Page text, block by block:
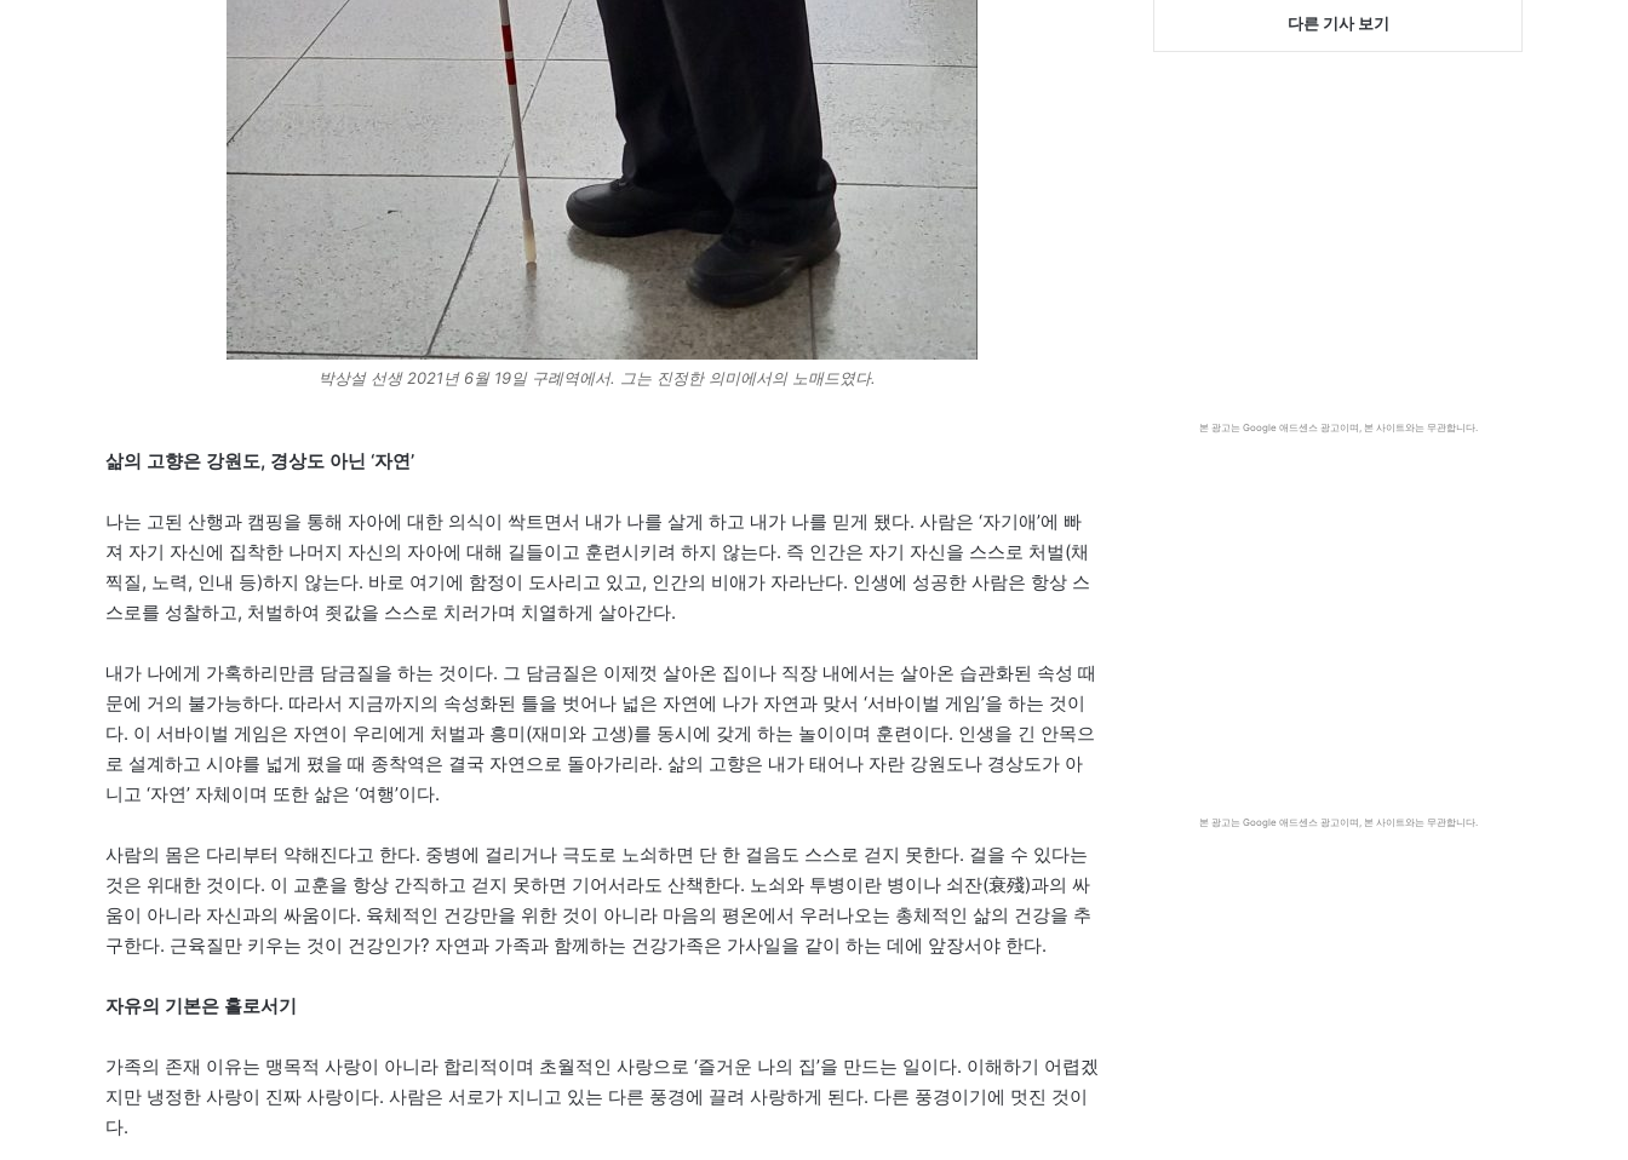
박상설 선생 2021년 6월 19일 구례역에서. 그는 진정한 의미에서의 노매드였다.
삶의 고향은 강원도, 경상도 아닌 ‘자연’
나는 고된 산행과 캠핑을 통해 자아에 대한 의식이 싹트면서 내가 나를 살게 하고 내가 나를 믿게 됐다. 사람은 ‘자기애’에 빠
져 자기 자신에 집착한 나머지 자신의 자아에 대해 길들이고 훈련시키려 하지 않는다. 즉 인간은 자기 자신을 스스로 처벌(채
찍질, 노력, 인내 등)하지 않는다. 바로 여기에 함정이 도사리고 있고, 인간의 비애가 자라난다. 인생에 성공한 사람은 항상 스
스로를 성찰하고, 처벌하여 죗값을 스스로 치러가며 치열하게 살아간다.
내가 나에게 가혹하리만큼 담금질을 하는 것이다. 그 담금질은 이제껏 살아온 집이나 직장 내에서는 살아온 습관화된 속성 때
문에 거의 불가능하다. 따라서 지금까지의 속성화된 틀을 벗어나 넓은 자연에 나가 자연과 맞서 ‘서바이벌 게임’을 하는 것이
다. 이 서바이벌 게임은 자연이 우리에게 처벌과 흥미(재미와 고생)를 동시에 갖게 하는 놀이이며 훈련이다. 인생을 긴 안목으
로 설계하고 시야를 넓게 폈을 때 종착역은 결국 자연으로 돌아가리라. 삶의 고향은 내가 태어나 자란 강원도나 경상도가 아
니고 ‘자연’ 자체이며 또한 삶은 ‘여행’이다.
사람의 몸은 다리부터 약해진다고 한다. 중병에 걸리거나 극도로 노쇠하면 단 한 걸음도 스스로 걷지 못한다. 걸을 수 있다는
것은 위대한 것이다. 이 교훈을 항상 간직하고 걷지 못하면 기어서라도 산책한다. 노쇠와 투병이란 병이나 쇠잔(衰殘)과의 싸
움이 아니라 자신과의 싸움이다. 육체적인 건강만을 위한 것이 아니라 마음의 평온에서 우러나오는 총체적인 삶의 건강을 추
구한다. 근육질만 키우는 것이 건강인가? 자연과 가족과 함께하는 건강가족은 가사일을 같이 하는 데에 앞장서야 한다.
자유의 기본은 홀로서기
가족의 존재 이유는 맹목적 사랑이 아니라 합리적이며 초월적인 사랑으로 ‘즐거운 나의 집’을 만드는 일이다. 이해하기 어렵겠
지만 냉정한 사랑이 진짜 사랑이다. 사람은 서로가 지니고 있는 다른 풍경에 끌려 사랑하게 된다. 다른 풍경이기에 멋진 것이
다.
다른 기사 보기
본 광고는 Google 애드센스 광고이며, 본 사이트와는 무관합니다.
본 광고는 Google 애드센스 광고이며, 본 사이트와는 무관합니다.